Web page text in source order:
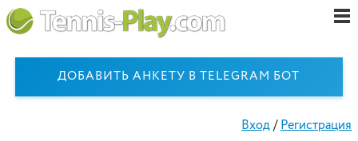
ДОБАВИТЬ АНКЕТУ В TELEGRAM БОТ
Вход/Регистрация